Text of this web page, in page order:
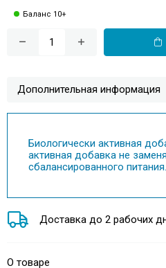
Баланс 10+
Дополнительная информация
Биологически активная
активная добавка не
сбалансированного питания.
Доставка до 2 рабочих
О товаре